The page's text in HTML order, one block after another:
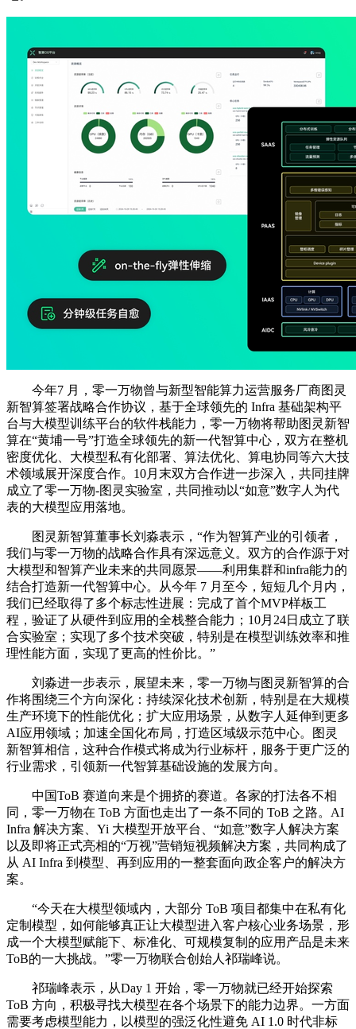
今年7 月，零一万物曾与新型智能算力运营服务厂商图灵
新智算签署战略合作协议，基于全球领先的 Infra 基础架构平
台与大模型训练平台的软件栈能力，零一万物将帮助图灵新智
算在“黄埔一号”打造全球领先的新一代智算中心，双方在整机
密度优化、大模型私有化部署、算法优化、算电协同等六大技
术领域展开深度合作。10月末双方合作进一步深入，共同挂牌
成立了零一万物-图灵实验室，共同推动以“如意”数字人为代
表的大模型应用落地。
图灵新智算董事长刘淼表示，“作为智算产业的引领者，
我们与零一万物的战略合作具有深远意义。双方的合作源于对
大模型和智算产业未来的共同愿景——利用集群和infra能力的
结合打造新一代智算中心。从今年 7 月至今，短短几个月内，
我们已经取得了多个标志性进展：完成了首个MVP样板工
程，验证了从硬件到应用的全栈整合能力；10月24日成立了联
合实验室；实现了多个技术突破，特别是在模型训练效率和推
理性能方面，实现了更高的性价比。”
刘淼进一步表示，展望未来，零一万物与图灵新智算的合
作将围绕三个方向深化：持续深化技术创新，特别是在大规模
生产环境下的性能优化；扩大应用场景，从数字人延伸到更多
AI应用领域；加速全国化布局，打造区域级示范中心。图灵
新智算相信，这种合作模式将成为行业标杆，服务于更广泛的
行业需求，引领新一代智算基础设施的发展方向。
中国ToB 赛道向来是个拥挤的赛道。各家的打法各不相
同，零一万物在 ToB 方面也走出了一条不同的 ToB 之路。AI
Infra 解决方案、Yi 大模型开放平台、“如意”数字人解决方案
以及即将正式亮相的“万视”营销短视频解决方案，共同构成了
从 AI Infra 到模型、再到应用的一整套面向政企客户的解决方
案。
“今天在大模型领域内，大部分 ToB 项目都集中在私有化
定制模型，如何能够真正让大模型进入客户核心业务场景，形
成一个大模型赋能下、标准化、可规模复制的应用产品是未来
ToB的一大挑战。”零一万物联合创始人祁瑞峰说。
祁瑞峰表示，从Day 1 开始，零一万物就已经开始探索
ToB 方向，积极寻找大模型在各个场景下的能力边界。一方面
需要考虑模型能力，以模型的强泛化性避免 AI 1.0 时代非标